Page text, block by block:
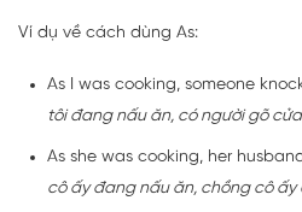
Ví dụ về cách dùng As:
As I was cooking, someone
tôi đang nấu ăn, có người gõ
As she was cooking, her
cô ấy đang nấu ăn, chồng cô